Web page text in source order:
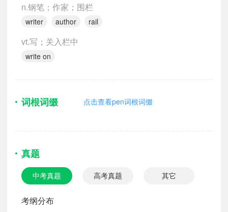
n.钢笔；作家；围栏
writer author rail
vt.写；关入栏中
write on
词根词缀 点击查看pen词根词缀
真题
中考真题 高考真题 其它
考纲分布